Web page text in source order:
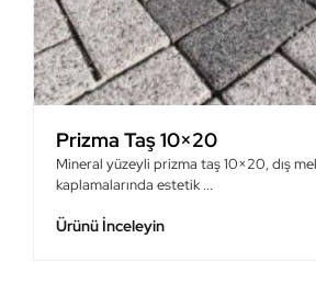
Prizma Taş 10×20
Mineral yüzeyli prizma taş 10×20, dış
kaplamalarında estetik ...
Ürünü İnceleyin